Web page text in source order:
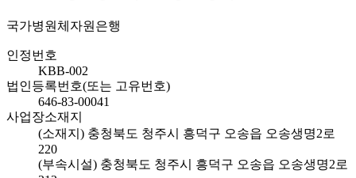
국가병원체자원은행
인정번호
KBB-002
법인등록번호(또는 고유번호)
646-83-00041
사업장소재지
(소재지) 충청북도 청주시 흥덕구 오송읍 오송생명2로
220
(부속시설) 충청북도 청주시 흥덕구 오송읍 오송생명2로